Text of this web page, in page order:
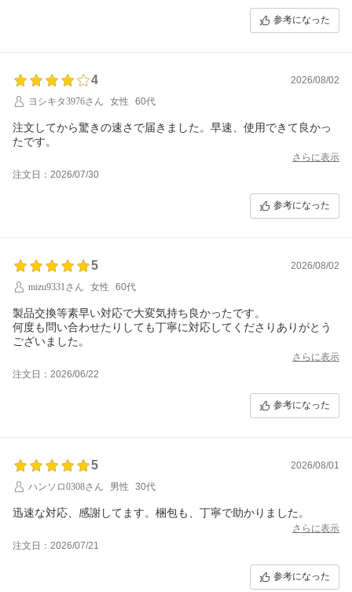
参考になった
4
2026/08/02
ヨシキタ3976さん
女性 60代
注文してから驚きの速さで届きました。早速、使用できて良かっ
たです。
さらに表示
注文日：2026/07/30
参考になった
5
2026/08/02
mizu9331さん
女性 60代
製品交換等素早い対応で大変気持ち良かったです。
何度も問い合わせたりしても丁寧に対応してくださりありがとう
ございました。
さらに表示
注文日：2026/06/22
参考になった
5
2026/08/01
ハンソロ0308さん
男性 30代
迅速な対応、感謝してます。梱包も、丁寧で助かりました。
さらに表示
注文日：2026/07/21
参考になった